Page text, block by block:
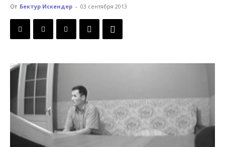
Кыргызстана
От Бектур Искендер - 03 сентября 2013